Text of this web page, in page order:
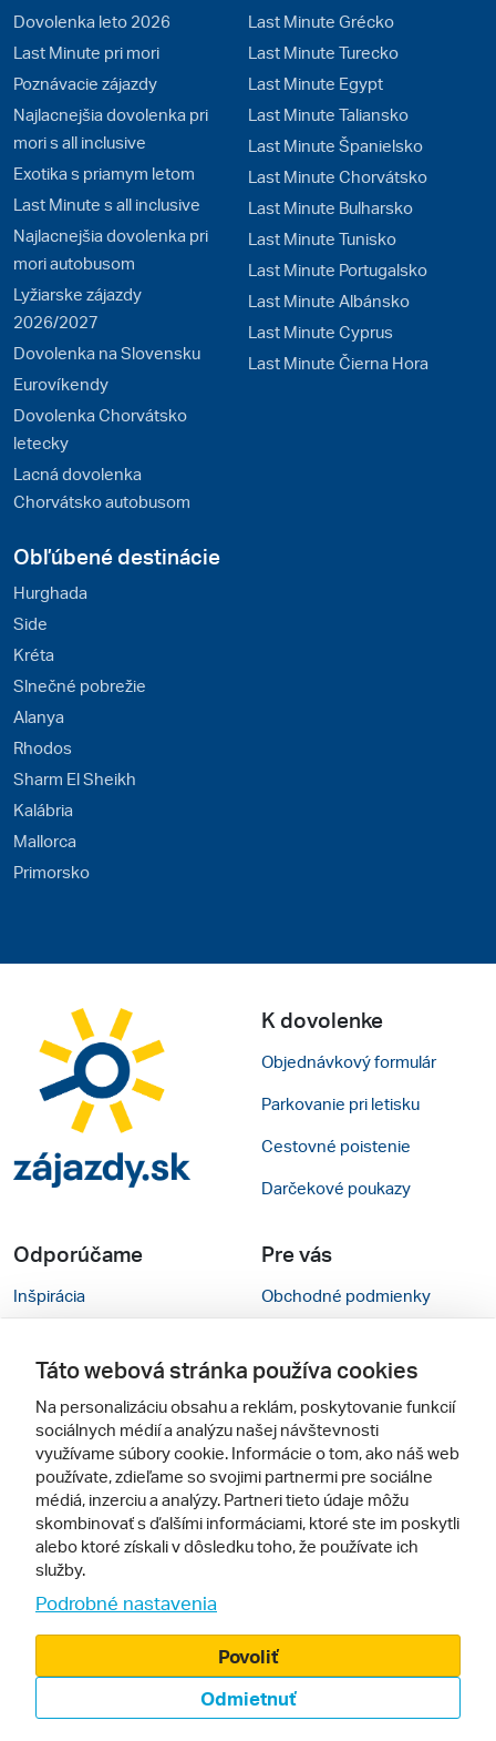
Dovolenka leto 2026
Last Minute pri mori
Poznávacie zájazdy
Najlacnejšia dovolenka pri
mori s all inclusive
Exotika s priamym letom
Last Minute s all inclusive
Najlacnejšia dovolenka pri
mori autobusom
Lyžiarske zájazdy
2026/2027
Dovolenka na Slovensku
Eurovíkendy
Dovolenka Chorvátsko
letecky
Lacná dovolenka
Chorvátsko autobusom
Last Minute Grécko
Last Minute Turecko
Last Minute Egypt
Last Minute Taliansko
Last Minute Španielsko
Last Minute Chorvátsko
Last Minute Bulharsko
Last Minute Tunisko
Last Minute Portugalsko
Last Minute Albánsko
Last Minute Cyprus
Last Minute Čierna Hora
Obľúbené destinácie
Hurghada
Side
Kréta
Slnečné pobrežie
Alanya
Rhodos
Sharm El Sheikh
Kalábria
Mallorca
Primorsko
K dovolenke
Objednávkový formulár
Parkovanie pri letisku
Cestovné poistenie
Darčekové poukazy
Odporúčame
Inšpirácia
Cestovné kancelárie
Zájezdy.cz
Pre vás
Obchodné podmienky
Nastavenie cookies
Mobilná verzia webu
Sledujte nás
© 2005 - 2026, Zájazdy.sk,
Táto webová stránka používa cookies
Na personalizáciu obsahu a reklám, poskytovanie funkcií
sociálnych médií a analýzu našej návštevnosti
využívame súbory cookie. Informácie o tom, ako náš web
používate, zdieľame so svojimi partnermi pre sociálne
médiá, inzerciu a analýzy. Partneri tieto údaje môžu
skombinovať s ďalšími informáciami, ktoré ste im poskytli
alebo ktoré získali v dôsledku toho, že používate ich
služby.
Podrobné nastavenia
Odmietnuť
Povoliť